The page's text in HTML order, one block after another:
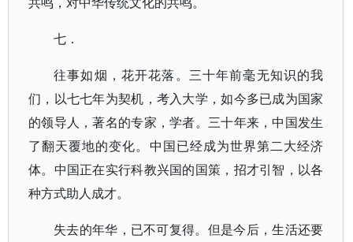
七．
往事如烟，花开花落。三十年前毫无知识的我
们，以七七年为契机，考入大学，如今多已成为国家
的领导人，著名的专家，学者。三十年来，中国发生
了翻天覆地的变化。中国已经成为世界第二大经济
体。中国正在实行科教兴国的国策，招才引智，以各
种方式助人成才。
失去的年华，已不可复得。但是今后，生活还要